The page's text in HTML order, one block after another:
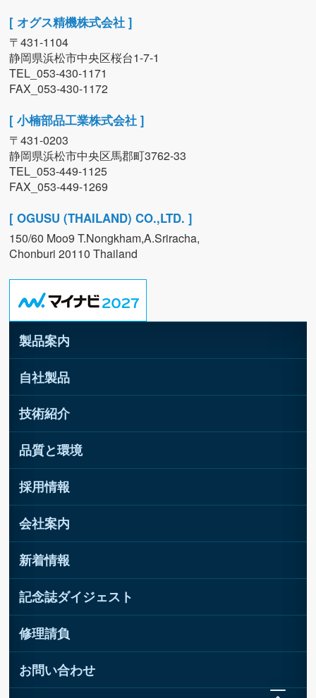
[ オグス精機株式会社 ]
〒431-1104
静岡県浜松市中央区桜台1-7-1
TEL_053-430-1171
FAX_053-430-1172
[ 小楠部品工業株式会社 ]
〒431-0203
静岡県浜松市中央区馬郡町3762-33
TEL_053-449-1125
FAX_053-449-1269
[ OGUSU (THAILAND) CO.,LTD. ]
150/60 Moo9 T.Nongkham,A.Sriracha,
Chonburi 20110 Thailand
製品案内
自社製品
技術紹介
品質と環境
採用情報
会社案内
新着情報
記念誌ダイジェスト
修理請負
お問い合わせ